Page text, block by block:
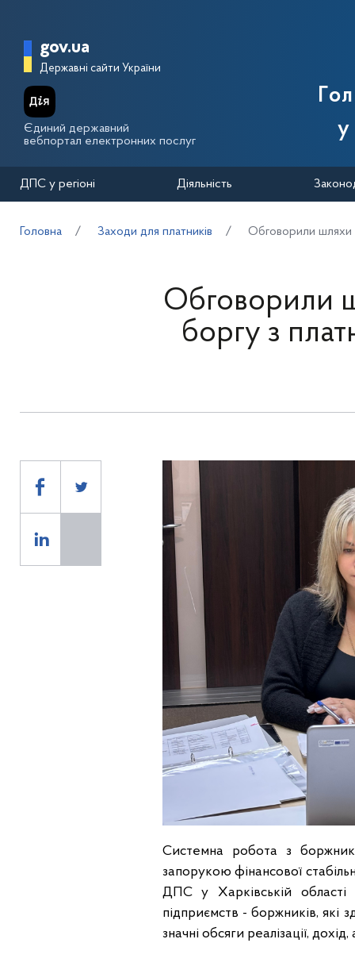
Головна сторінка Державної
gov.ua
Державні сайти України
Єдиний державний
вебпортал електронних послуг
у
ДПС у регіоні Діяльність
Головна Заходи для платників Обговорили шляхи
Обговорили
боргу з
Системна робота з
запорукою фінансової
ДПС у Харківській області
підприємств - боржників, які
значні обсяги реалізації,